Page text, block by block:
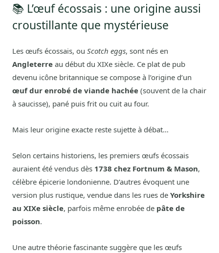
📚 L’œuf écossais : une origine aussi
croustillante que mystérieuse
Les œufs écossais, ou Scotch eggs, sont nés en
Angleterre au début du XIXe siècle. Ce plat de pub
devenu icône britannique se compose à l’origine d’un
œuf dur enrobé de viande hachée (souvent de la chair
à saucisse), pané puis frit ou cuit au four.
Mais leur origine exacte reste sujette à débat…
Selon certains historiens, les premiers œufs écossais
auraient été vendus dès 1738 chez Fortnum & Mason,
célèbre épicerie londonienne. D’autres évoquent une
version plus rustique, vendue dans les rues de Yorkshire
au XIXe siècle, parfois même enrobée de pâte de
poisson.
Une autre théorie fascinante suggère que les œufs